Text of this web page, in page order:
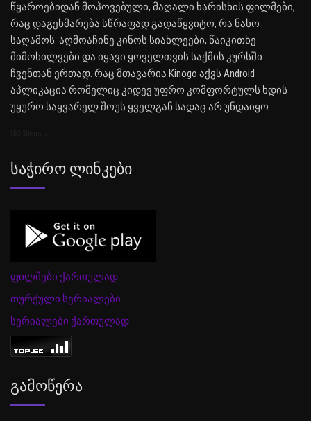
წყაროებიდან მოპოვებული, მაღალი ხარისხის ფილმები,
რაც დაგეხმარება სწრაფად გადაწყვიტო, რა ნახო
საღამოს. აღმოაჩინე კინოს სიახლეები, წაიკითხე
მიმოხილვები და იყავი ყოველთვის საქმის კურსში
ჩვენთან ერთად. რაც მთავარია Kinogo აქვს Android
აპლიკაცია რომელიც კიდევ უფრო კომფორტულს ხდის
უყურო საყვარელ შოუს ყველგან სადაც არ უნდაიყო.
Საჭირო Ლინკები
ფილმები ქართულად
თურქული სერიალები
სერიალები ქართულად
Გამოწერა